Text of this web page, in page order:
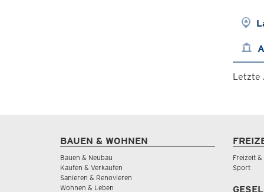
Letzte
BAUEN & WOHNEN
Bauen & Neubau
Kaufen & Verkaufen
Sanieren & Renovieren
Wohnen & Leben
Freizeit
Sport